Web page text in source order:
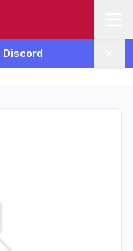
Discord